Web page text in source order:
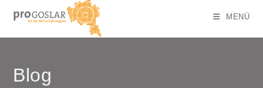
Inhalt
springen
MENÜ
Blog